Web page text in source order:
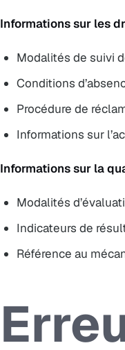
Informations sur les
Modalités de suivi
Conditions
Procédure de
Informations sur
Informations sur la
Modalités
Indicateurs de
Référence au